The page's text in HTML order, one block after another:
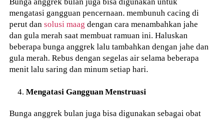
mengatasi gangguan pencernaan. membunuh cacing di
perut dansolusi maag dengan cara menambahkan jahe
dan gula merah saat membuat ramuan ini. Haluskan
beberapa bunga anggrek lalu tambahkan dengan jahe dan
gula merah. Rebus dengan segelas air selama beberapa
menit lalu saring dan minum setiap hari.
Mengatasi Gangguan Menstruasi
Bunga anggrek bulan juga bisa digunakan sebagai obat